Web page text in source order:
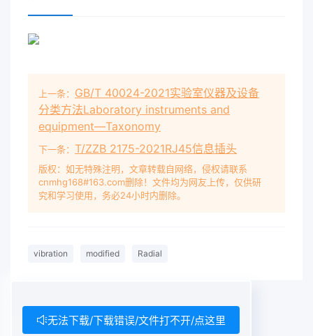
上一条： GB/T 40024-2021实验室仪器及设备
分类方法Laboratory instruments and
equipment—Taxonomy
下一条： T/ZZB 2175-2021RJ45信息插头
版权：如无特殊注明，文章转载自网络，侵权请联系
cnmhg168#163.com删除！文件均为网友上传，仅供研
究和学习使用，务必24小时内删除。
vibration modified Radial
无法下载/下载错误/文件打不开/点这里